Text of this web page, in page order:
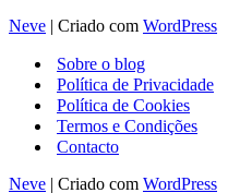
Neve | Criado com WordPress
Sobre o blog
Política de Privacidade
Política de Cookies
Termos e Condições
Contacto
Neve | Criado com WordPress